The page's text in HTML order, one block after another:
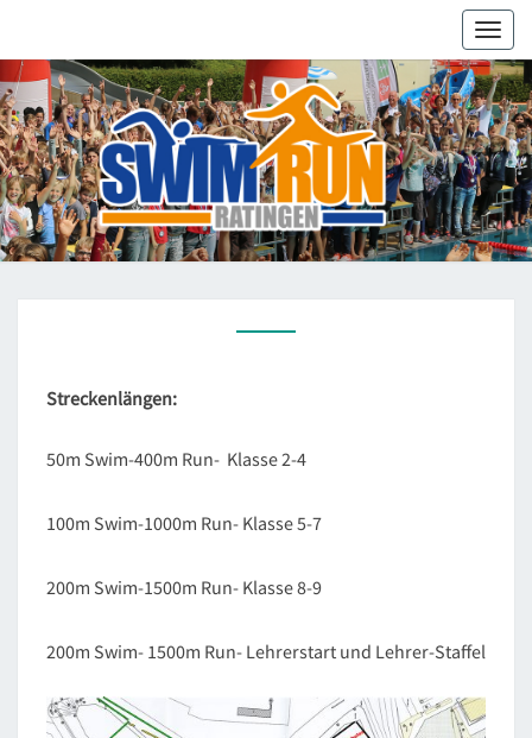
S
K
N
Streckenlängen:
50m Swim-400m Run- Klasse 2-4
100m Swim-1000m Run- Klasse 5-7
200m Swim-1500m Run- Klasse 8-9
200m Swim- 1500m Run- Lehrerstart und Lehrer-Staffel